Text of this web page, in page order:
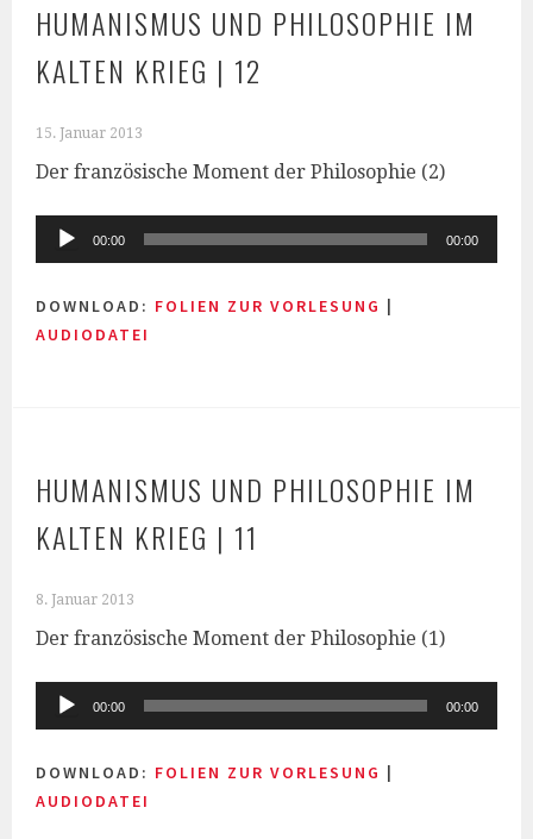
HUMANISMUS UND PHILOSOPHIE IM
KALTEN KRIEG | 12
15. Januar 2013
Der französische Moment der Philosophie (2)
Audio-
00:00 00:00
DOWNLOAD: FOLIEN ZUR VORLESUNG |
AUDIODATEI
HUMANISMUS UND PHILOSOPHIE IM
KALTEN KRIEG | 11
8. Januar 2013
Der französische Moment der Philosophie (1)
Audio-
00:00 00:00
DOWNLOAD: FOLIEN ZUR VORLESUNG |
AUDIODATEI